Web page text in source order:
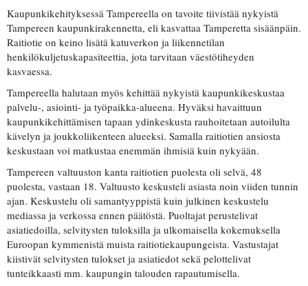
Kaupunkikehityksessä Tampereella on tavoite tiivistää nykyistä
Tampereen kaupunkirakennetta, eli kasvattaa Tamperetta sisäänpäin.
Raitiotie on keino lisätä katuverkon ja liikennetilan
henkilökuljetuskapasiteettia, jota tarvitaan väestötiheyden
kasvaessa.
Tampereella halutaan myös kehittää nykyistä kaupunkikeskustaa
palvelu-, asiointi- ja työpaikka-alueena. Hyväksi havaittuun
kaupunkikehittämisen tapaan ydinkeskusta rauhoitetaan autoilulta
kävelyn ja joukkoliikenteen alueeksi. Samalla raitiotien ansiosta
keskustaan voi matkustaa enemmän ihmisiä kuin nykyään.
Tampereen valtuuston kanta raitiotien puolesta oli selvä, 48
puolesta, vastaan 18. Valtuusto keskusteli asiasta noin viiden tunnin
ajan. Keskustelu oli samantyyppistä kuin julkinen keskustelu
mediassa ja verkossa ennen päätöstä. Puoltajat perustelivat
asiatiedoilla, selvitysten tuloksilla ja ulkomaisella kokemuksella
Euroopan kymmenistä muista raitiotiekaupungeista. Vastustajat
kiistivät selvitysten tulokset ja asiatiedot sekä pelottelivat
tunteikkaasti mm. kaupungin talouden rapautumisella.